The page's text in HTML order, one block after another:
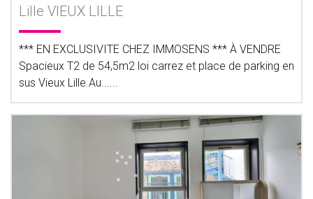
Lille VIEUX LILLE
*** EN EXCLUSIVITE CHEZ IMMOSENS *** À VENDRE
Spacieux T2 de 54,5m2 loi carrez et place de parking en
sus Vieux Lille Au......